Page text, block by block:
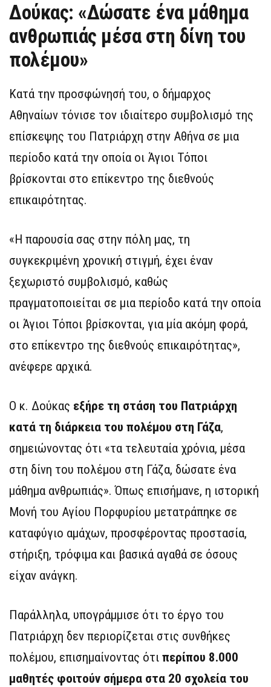
Δούκας: «Δώσατε ένα μάθημα
ανθρωπιάς μέσα στη δίνη του
πολέμου»
Κατά την προσφώνησή του, ο δήμαρχος
Αθηναίων τόνισε τον ιδιαίτερο συμβολισμό της
επίσκεψης του Πατριάρχη στην Αθήνα σε μια
περίοδο κατά την οποία οι Άγιοι Τόποι
βρίσκονται στο επίκεντρο της διεθνούς
επικαιρότητας.
«Η παρουσία σας στην πόλη μας, τη
συγκεκριμένη χρονική στιγμή, έχει έναν
ξεχωριστό συμβολισμό, καθώς
πραγματοποιείται σε μια περίοδο κατά την οποία
οι Άγιοι Τόποι βρίσκονται, για μία ακόμη φορά,
στο επίκεντρο της διεθνούς επικαιρότητας»,
ανέφερε αρχικά.
Ο κ. Δούκας εξήρε τη στάση του Πατριάρχη
κατά τη διάρκεια του πολέμου στη Γάζα,
σημειώνοντας ότι «τα τελευταία χρόνια, μέσα
στη δίνη του πολέμου στη Γάζα, δώσατε ένα
μάθημα ανθρωπιάς». Όπως επισήμανε, η ιστορική
Μονή του Αγίου Πορφυρίου μετατράπηκε σε
καταφύγιο αμάχων, προσφέροντας προστασία,
στήριξη, τρόφιμα και βασικά αγαθά σε όσους
είχαν ανάγκη.
Παράλληλα, υπογράμμισε ότι το έργο του
Πατριάρχη δεν περιορίζεται στις συνθήκες
πολέμου, επισημαίνοντας ότι περίπου 8.000
μαθητές φοιτούν σήμερα στα 20 σχολεία του